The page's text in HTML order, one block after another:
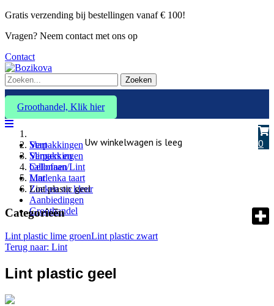
Gratis verzending bij bestellingen vanaf € 100!
Vragen? Neem contact met ons op
Contact
Zoeken
Groothandel, Klik hier
0
Uw winkelwagen is leeg
Verpakkingen
Slingers en
ballonnen
Marlenka taart
Zoeken op kleur
Aanbiedingen
Groothandel
Start
Verpakkingen
Cellofaan/Lint
Lint
Lint plastic geel
Categorieën
Lint plastic lime groenLint plastic zwart
Terug naar: Lint
Lint plastic geel